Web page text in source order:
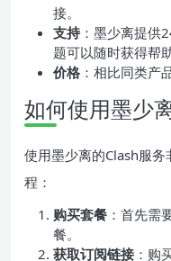
接。
支持：墨少离提供
题可以随时获得帮助
价格 ：相比同类产
如何使用墨少
使用墨少离的Clash服
程：
购买套餐 ：首先需
餐。
获取订阅链接 ：购